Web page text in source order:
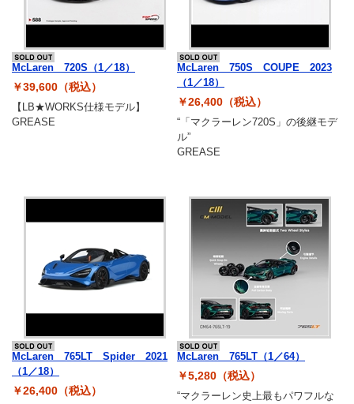
McLaren 720S（1／18）
￥39,600（税込）
【LB★WORKS仕様モデル】
GREASE
McLaren 750S COUPE 2023
（1／18）
￥26,400（税込）
“「マクラーレン720S」の後継モデ
ル”
GREASE
McLaren 765LT Spider 2021
（1／18）
￥26,400（税込）
McLaren 765LT（1／64）
￥5,280（税込）
“マクラーレン史上最もパワフルな